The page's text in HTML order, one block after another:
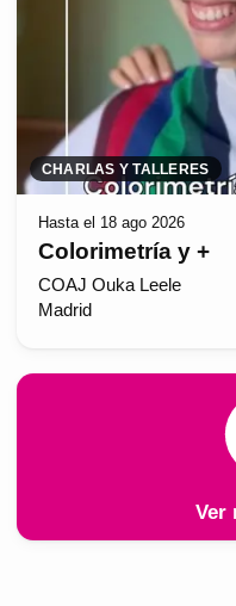
CHARLAS Y TALLERES
Hasta el 18 ago 2026
Colorimetría y +
COAJ Ouka Leele
Madrid
Ver